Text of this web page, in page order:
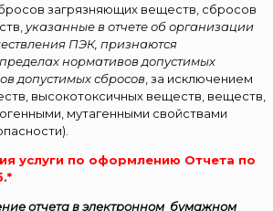
загрязняющих веществ, сбросов
указанные в отчете об организации
ПЭК, признаются
нормативов допустимых
допустимых сбросов , за исключением
высокотоксичных веществ, веществ,
мутагенными свойствами
услуги по оформлению Отчета по
отчета в электронном бумажном